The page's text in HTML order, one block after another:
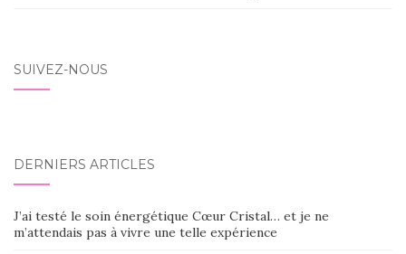
SUIVEZ-NOUS
DERNIERS ARTICLES
J’ai testé le soin énergétique Cœur Cristal… et je ne
m’attendais pas à vivre une telle expérience